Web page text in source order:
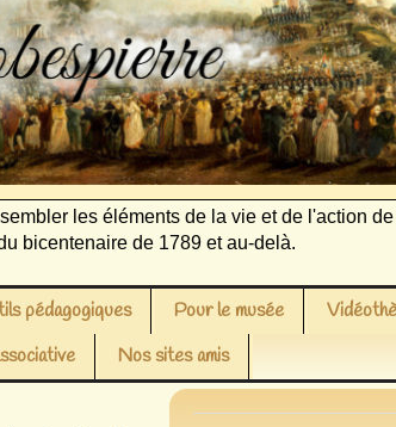
les éléments de la vie et de l'action
bicentenaire de 1789 et au-delà.
pédagogiques Pour le musée
Nos sites amis